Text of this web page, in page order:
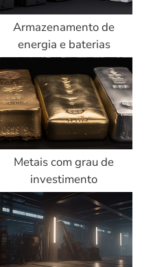
Armazenamento de
energia e baterias
Metais com grau de
investimento